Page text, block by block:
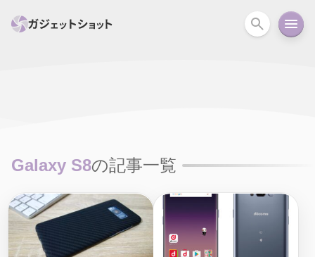
ガイド ニュース オーディオ
Galaxy S8の記事一覧